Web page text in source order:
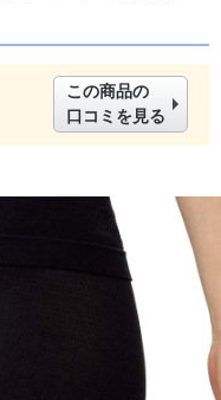
この商品の
口コミを見る